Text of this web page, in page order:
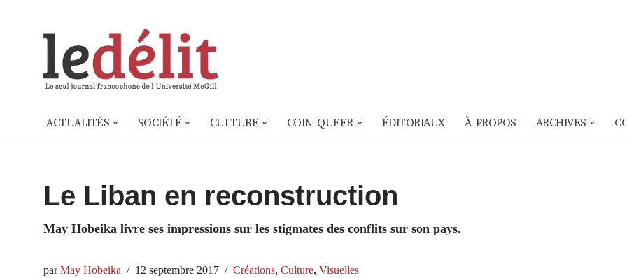
ACTUALITÉS SOCIÉTÉ CULTURE COIN QUEER ÉDITORIAUX À PROPOS ARCHIVES
Le Liban en reconstruction
May Hobeika livre ses impressions sur les stigmates des conflits sur son pays.
parMay Hobeika 12 septembre 2017 Créations, Culture, Visuelles